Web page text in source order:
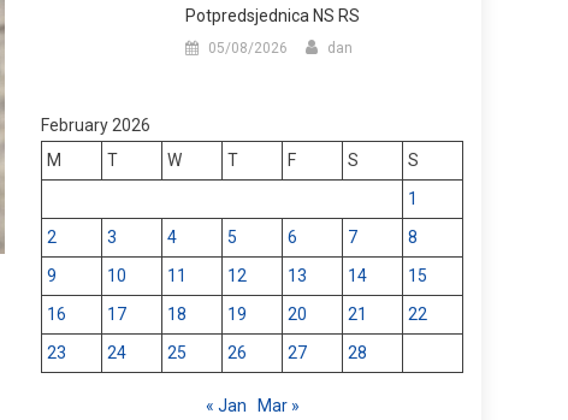
Potpredsjednica NS RS
05/08/2026 dan
February 2026
M
T W T F S
S
1
2
3 4 5 6 7
8
9
10 11 12 13 14
15
16
17 18 19 20 21
22
23
24 25 26 27 28
« Jan Mar »